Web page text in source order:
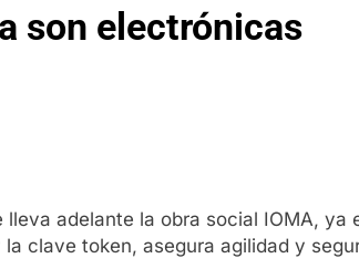
son electrónicas
adelante la obra social IOMA,
clave token, asegura agilidad y